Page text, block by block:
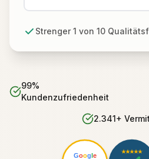
Strenger 1 von 10
99%
Kundenzufriedenheit
2.341+
Google